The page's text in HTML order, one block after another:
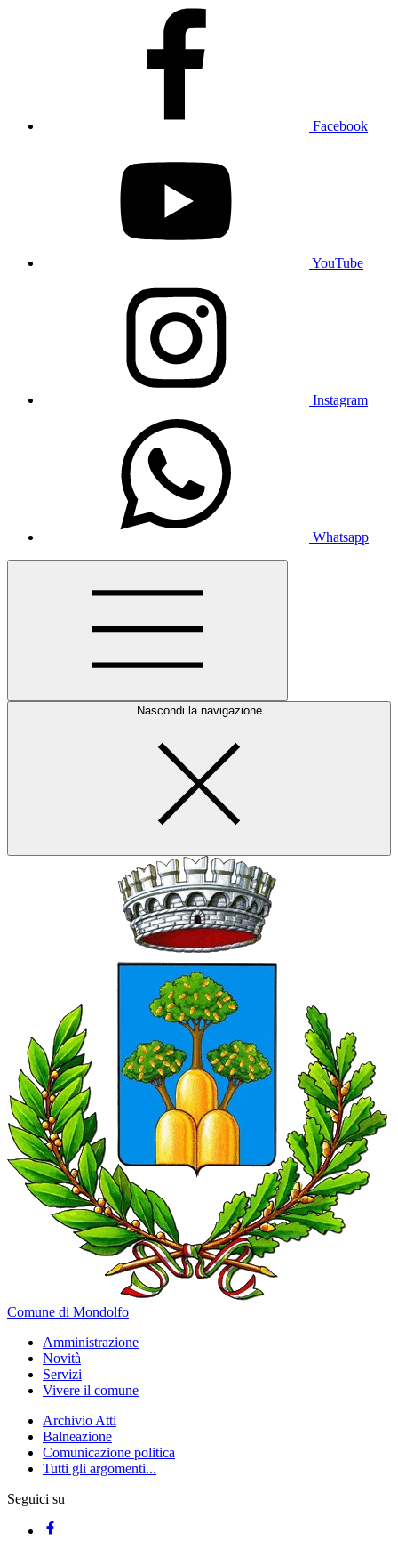
Facebook
YouTube
Instagram
Whatsapp
Nascondi la navigazione
Comune di Mondolfo
Amministrazione
Novità
Servizi
Vivere il comune
Archivio Atti
Balneazione
Comunicazione politica
Tutti gli argomenti...
Seguici su